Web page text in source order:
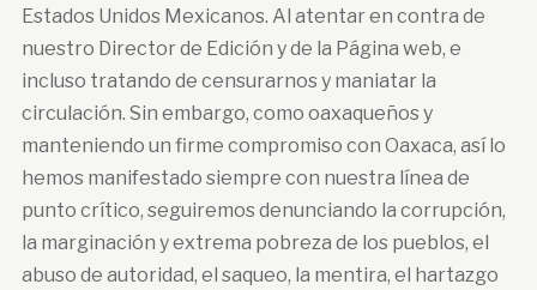
Estados Unidos Mexicanos. Al atentar en contra de
nuestro Director de Edición y de la Página web, e
incluso tratando de censurarnos y maniatar la
circulación. Sin embargo, como oaxaqueños y
manteniendo un firme compromiso con Oaxaca, así lo
hemos manifestado siempre con nuestra línea de
punto crítico, seguiremos denunciando la corrupción,
la marginación y extrema pobreza de los pueblos, el
abuso de autoridad, el saqueo, la mentira, el hartazgo